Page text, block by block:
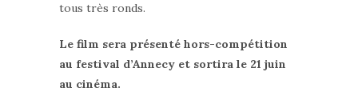
tous très ronds.
Le film sera présenté hors-compétition
au festival d’Annecy et sortira le 21 juin
au cinéma.